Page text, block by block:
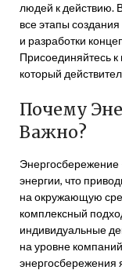
людей к действию.
все этапы
и разработки
Присоединяйтесь к
который
Почему
Важно?
Энергосбережение
энергии, что
на окружающую
комплексный
индивидуальные
на уровне
энергосбережения